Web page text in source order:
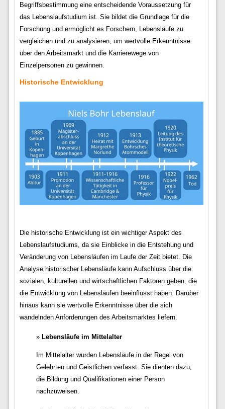
Begriffsbestimmung eine entscheidende Voraussetzung für
das Lebenslaufstudium ist. Sie bildet die Grundlage für die
Forschung und ermöglicht es Forschern, Lebensläufe zu
vergleichen und zu analysieren, um wertvolle Erkenntnisse
über den Arbeitsmarkt und die Karrierewege von
Einzelpersonen zu gewinnen.
Historische Entwicklung
Die historische Entwicklung ist ein wichtiger Aspekt des
Lebenslaufstudiums, da sie Einblicke in die Entstehung und
Veränderung von Lebensläufen im Laufe der Zeit bietet. Die
Analyse historischer Lebensläufe kann Aufschluss über die
sozialen, kulturellen und wirtschaftlichen Faktoren geben, die
die Entwicklung von Lebensläufen beeinflusst haben. Darüber
hinaus kann sie wertvolle Erkenntnisse über die sich
wandelnden Anforderungen des Arbeitsmarktes liefern.
Lebensläufe im Mittelalter
Im Mittelalter wurden Lebensläufe in der Regel von
Gelehrten und Geistlichen verfasst. Sie dienten dazu,
die Bildung und Qualifikationen einer Person
nachzuweisen.